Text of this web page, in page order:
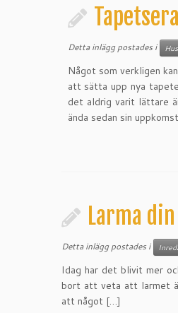
Detta inlägg postades i
Något som verkligen
att sätta upp nya
det aldrig varit lättare
ända sedan sin
Larma
Detta inlägg postades i
Idag har det blivit mer
bort att veta att larmet
att något […]